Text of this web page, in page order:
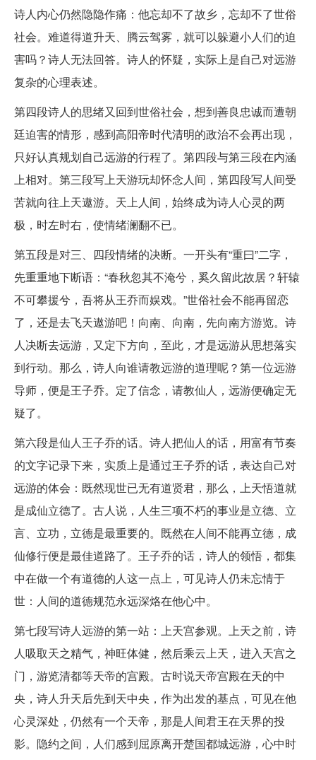
诗人内心仍然隐隐作痛：他忘却不了故乡，忘却不了世俗
社会。难道得道升天、腾云驾雾，就可以躲避小人们的迫
害吗？诗人无法回答。诗人的怀疑，实际上是自己对远游
复杂的心理表述。
第四段诗人的思绪又回到世俗社会，想到善良忠诚而遭朝
廷迫害的情形，感到高阳帝时代清明的政治不会再出现，
只好认真规划自己远游的行程了。第四段与第三段在内涵
上相对。第三段写上天游玩却怀念人间，第四段写人间受
苦就向往上天遨游。天上人间，始终成为诗人心灵的两
极，时左时右，使情绪澜翻不已。
第五段是对三、四段情绪的决断。一开头有“重曰”二字，
先重重地下断语：“春秋忽其不淹兮，奚久留此故居？轩辕
不可攀援兮，吾将从王乔而娱戏。”世俗社会不能再留恋
了，还是去飞天遨游吧！向南、向南，先向南方游览。诗
人决断去远游，又定下方向，至此，才是远游从思想落实
到行动。那么，诗人向谁请教远游的道理呢？第一位远游
导师，便是王子乔。定了信念，请教仙人，远游便确定无
疑了。
第六段是仙人王子乔的话。诗人把仙人的话，用富有节奏
的文字记录下来，实质上是通过王子乔的话，表达自己对
远游的体会：既然现世已无有道贤君，那么，上天悟道就
是成仙立德了。古人说，人生三项不朽的事业是立德、立
言、立功，立德是最重要的。既然在人间不能再立德，成
仙修行便是最佳道路了。王子乔的话，诗人的领悟，都集
中在做一个有道德的人这一点上，可见诗人仍未忘情于
世：人间的道德规范永远深烙在他心中。
第七段写诗人远游的第一站：上天宫参观。上天之前，诗
人吸取天之精气，神旺体健，然后乘云上天，进入天宫之
门，游览清都等天帝的宫殿。古时说天帝宫殿在天的中
央，诗人升天后先到天中央，作为出发的基点，可见在他
心灵深处，仍然有一个天帝，那是人间君王在天界的投
影。隐约之间，人们感到屈原离开楚国都城远游，心中时